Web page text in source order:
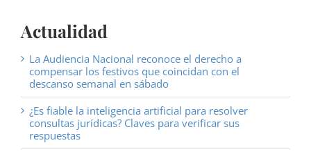
Actualidad
La Audiencia Nacional reconoce el derecho a
compensar los festivos que coincidan con el
descanso semanal en sábado
¿Es fiable la inteligencia artificial para resolver
consultas jurídicas? Claves para verificar sus
respuestas